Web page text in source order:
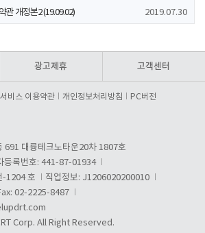
관 개정본2 (19.09.02) 2019.07.30
광고제휴 고객센터
비스 이용약관 개인정보처리방침 PC버전
691 대륭테크노타운20차 1807호
등록번호: 441-87-01934
-1204 호
직업정보: J1206020200010
02-2225-8487
Corp. All Right Reserved.